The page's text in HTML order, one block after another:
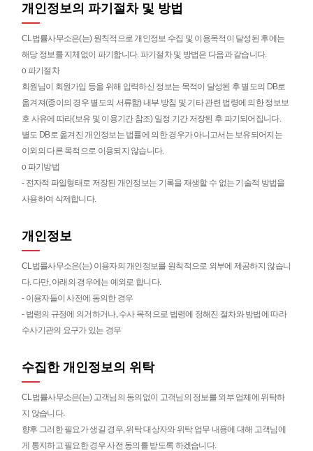
개인정보의 파기절차 및 방법
CL법률사무소은(는) 원칙적으로 개인정보 수집 및 이용목적이 달성된 후에는
해당 정보를 지체없이 파기합니다. 파기절차 및 방법은 다음과 같습니다.
ο 파기절차
회원님이 회원가입 등을 위해 입력하신 정보는 목적이 달성된 후 별도의 DB로
옮겨져(종이의 경우 별도의 서류함) 내부 방침 및 기타 관련 법령에 의한 정보보
호 사유에 따라(보유 및 이용기간 참조) 일정 기간 저장된 후 파기되어집니다.
별도 DB로 옮겨진 개인정보는 법률에 의한 경우가 아니고서는 보유되어지는
이외의 다른 목적으로 이용되지 않습니다.
ο 파기방법
- 전자적 파일형태로 저장된 개인정보는 기록을 재생할 수 없는 기술적 방법을
사용하여 삭제합니다.
개인정보
CL법률사무소은(는) 이용자의 개인정보를 원칙적으로 외부에 제공하지 않습니
다. 다만, 아래의 경우에는 예외로 합니다.
- 이용자들이 사전에 동의한 경우
- 법령의 규정에 의거하거나, 수사 목적으로 법령에 정해진 절차와 방법에 따라
수사기관의 요구가 있는 경우
수집한 개인정보의 위탁
CL법률사무소은(는) 고객님의 동의없이 고객님의 정보를 외부 업체에 위탁하
지 않습니다.
향후 그러한 필요가 생길 경우, 위탁 대상자와 위탁 업무 내용에 대해 고객님에
게 통지하고 필요한 경우 사전 동의를 받도록 하겠습니다.